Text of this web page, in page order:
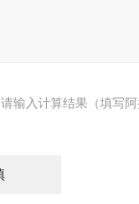
请输入计算结果（填写